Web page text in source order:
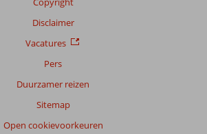
Disclaimer
Vacatures
Pers
Duurzamer reizen
Sitemap
Open cookievoorkeuren